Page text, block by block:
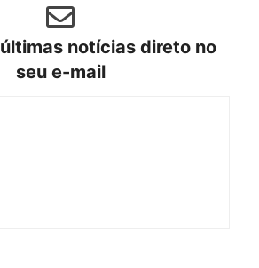
notícias direto no
seu e-mail